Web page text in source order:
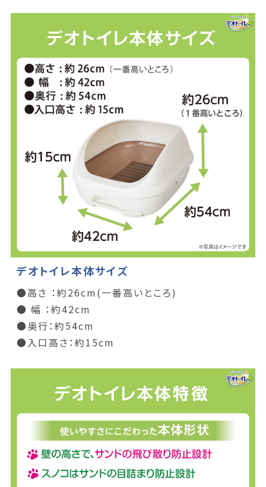
デオトイレ本体サイズ
●高さ ：約26cm(一番高いところ)
● 幅 ：約42cm
●奥行：約54cm
●入口高さ：約15cm